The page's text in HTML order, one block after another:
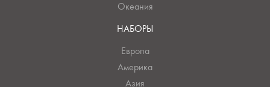
Океания
НАБОРЫ
Европа
Америка
Азия